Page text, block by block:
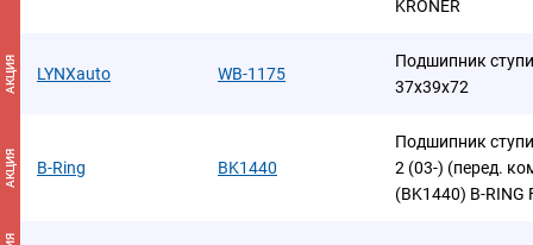
KRONER
АКЦИЯ LYNXauto WB-1175
Подшипник
37x39x72
АКЦИЯ B-Ring BK1440
Подшипник
2 (03-) (перед.
(BK1440) B-RING